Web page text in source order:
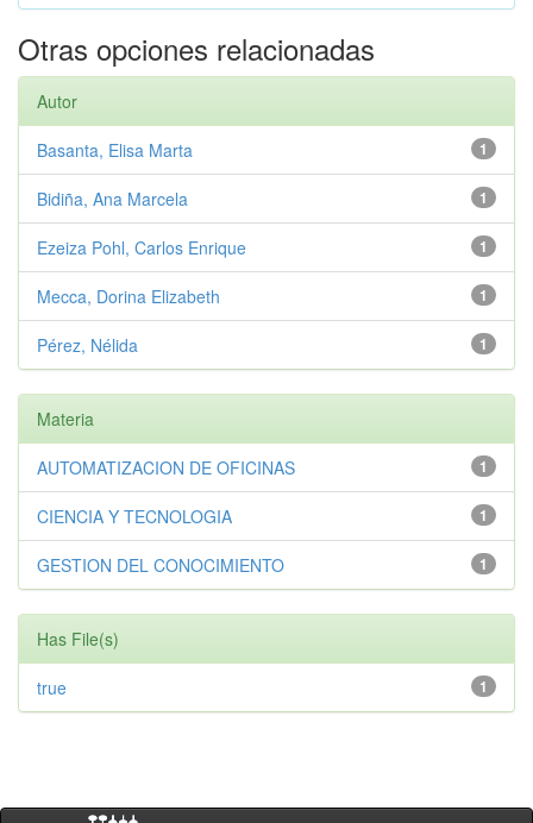
Otras opciones relacionadas
Autor
1
Basanta, Elisa Marta
1
Bidiña, Ana Marcela
1
Ezeiza Pohl, Carlos Enrique
1
Mecca, Dorina Elizabeth
1
Pérez, Nélida
Materia
1
AUTOMATIZACION DE OFICINAS
1
CIENCIA Y TECNOLOGIA
1
GESTION DEL CONOCIMIENTO
Has File(s)
1
true